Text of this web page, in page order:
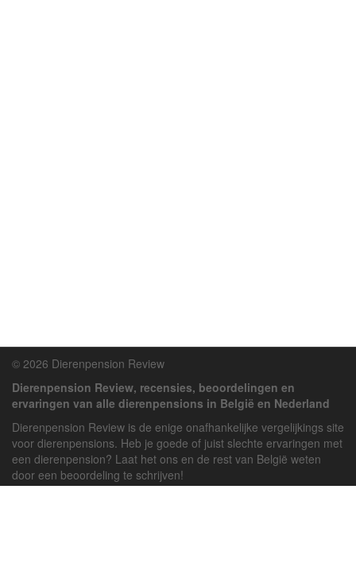
© 2026 Dierenpension Review
Dierenpension Review, recensies, beoordelingen en
ervaringen van alle dierenpensions in België en Nederland
Dierenpension Review is de enige onafhankelijke vergelijkings site
voor dierenpensions. Heb je goede of juist slechte ervaringen met
een dierenpension? Laat het ons en de rest van België weten
door een beoordeling te schrijven!